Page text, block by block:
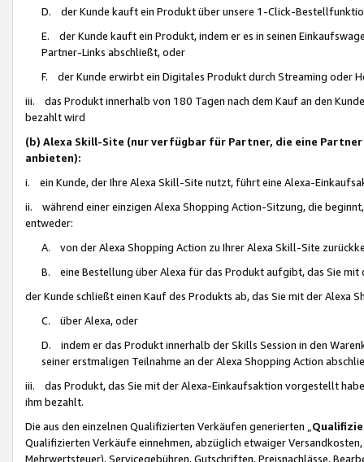
D. der Kunde kauft ein Produkt über unsere 1-Click-
E. der Kunde kauft ein Produkt, indem er es in seinen
Partner-Links abschließt, oder
F. der Kunde erwirbt ein Digitales Produkt durch Streaming oder
iii. das Produkt innerhalb von 180 Tagen nach dem Kauf an den
bezahlt wird
(b) Alexa Skill-Site (nur verfügbar für Partner, die eine
anbieten):
i. ein Kunde, der Ihre Alexa Skill-Site nutzt, führt eine Alexa-
ii. während einer einzigen Alexa Shopping Action-Sitzung, die
entweder:
A. von der Alexa Shopping Action zu Ihrer Alexa Skill-Site
B. eine Bestellung über Alexa für das Produkt aufgibt, das Sie mit
der Kunde schließt einen Kauf des Produkts ab, das Sie mit der Alexa
C. über Alexa, oder
D. indem er das Produkt innerhalb der Skills Session in den
seiner erstmaligen Teilnahme an der Alexa Shopping Action
iii. das Produkt, das Sie mit der Alexa-Einkaufsaktion vorgestellt
ihm bezahlt.
Die aus den einzelnen Qualifizierten Verkäufen generierten „
Qualifizierten Verkäufe einnehmen, abzüglich etwaiger
Mehrwertsteuer), Servicegebühren, Gutschriften, Preisnachlässe,